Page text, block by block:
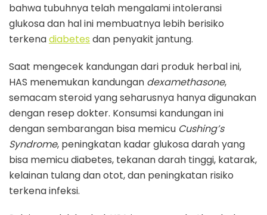
bahwa tubuhnya telah mengalami intoleransi
glukosa dan hal ini membuatnya lebih berisiko
terkenadiabetes dan penyakit jantung.
Saat mengecek kandungan dari produk herbal ini,
HAS menemukan kandungan dexamethasone,
semacam steroid yang seharusnya hanya digunakan
dengan resep dokter. Konsumsi kandungan ini
dengan sembarangan bisa memicu Cushing’s
Syndrome, peningkatan kadar glukosa darah yang
bisa memicu diabetes, tekanan darah tinggi, katarak,
kelainan tulang dan otot, dan peningkatan risiko
terkena infeksi.